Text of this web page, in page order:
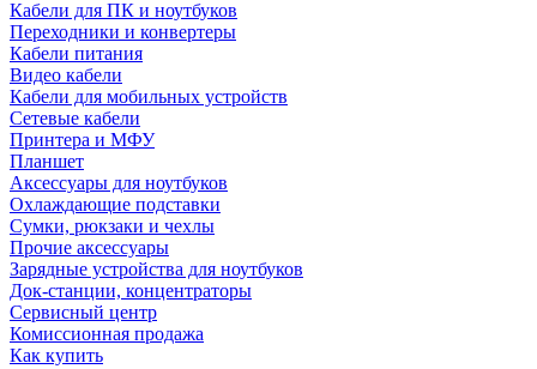
Кабели для ПК и ноутбуков
Переходники и конвертеры
Кабели питания
Видео кабели
Кабели для мобильных устройств
Сетевые кабели
Принтера и МФУ
Планшет
Аксессуары для ноутбуков
Охлаждающие подставки
Сумки, рюкзаки и чехлы
Прочие аксессуары
Зарядные устройства для ноутбуков
Док-станции, концентраторы
Сервисный центр
Комиссионная продажа
Как купить